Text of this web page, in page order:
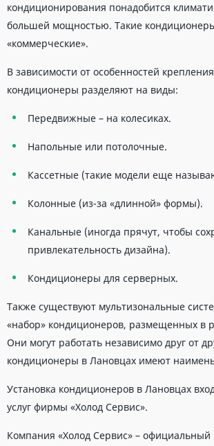
кондиционирования понадобится
большей мощностью. Такие
«коммерческие».
В зависимости от особенностей
кондиционеры разделяют на виды:
Передвижные – на колесиках.
Напольные или потолочные.
Кассетные (такие модели еще
Колонные (из-за «длинной» формы).
Канальные (иногда прячут, чтобы
привлекательность дизайна).
Кондиционеры для серверных.
Также существуют мультизональные
«набор» кондиционеров, размещенных в
Они могут работать независимо друг от
кондиционеры в Лановцах имеют
Установка кондиционеров в Лановцах
услуг фирмы «Холод Сервис».
Компания «Холод Сервис» – официальный